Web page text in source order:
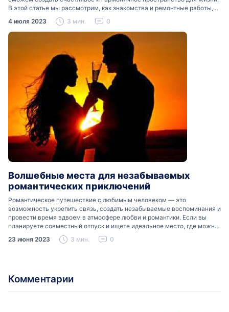
В этой статье мы рассмотрим, как знакомства и ремонтные работы,
включая декоративную штукатурку,…
4 июля 2023 3 мин. 0
Волшебные места для незабываемых
романтических приключений
Романтическое путешествие с любимым человеком — это
возможность укрепить связь, создать незабываемые воспоминания и
провести время вдвоем в атмосфере любви и романтики. Если вы
планируете совместный отпуск и ищете идеальное место, где можно
окунуться в романтику и прекрасные пейзажи, мы подготовили…
23 июня 2023 3 мин. 0
Комментарии